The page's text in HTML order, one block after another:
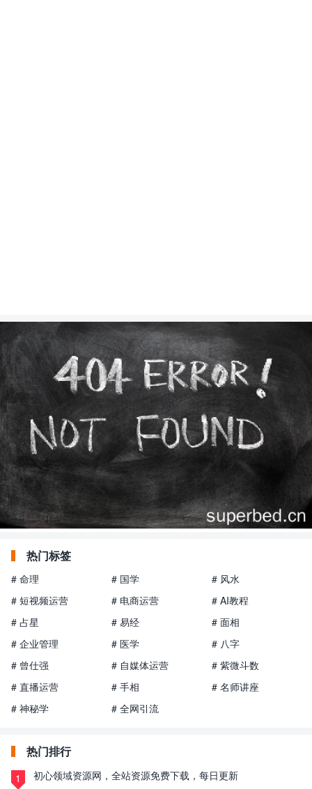
热门标签
# 命理 # 国学
# 风水
# 短视频运营
# 电商运营
# AI教程
# 占星
# 易经
# 面相
# 企业管理
# 医学
# 八字
# 曾仕强
# 自媒体运营
# 紫微斗数
# 直播运营
# 手相
# 名师讲座
# 神秘学
# 全网引流
热门排行
1 初心领域资源网，全站资源免费下载，每日更新